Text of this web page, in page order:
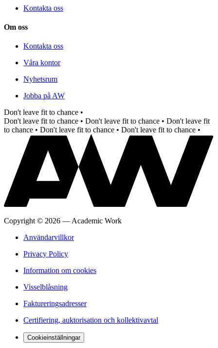
Kontakta oss
Om oss
Kontakta oss
Våra kontor
Nyhetsrum
Jobba på AW
Don't leave fit to chance •
Don't leave fit to chance • Don't leave fit to chance • Don't leave fit
to chance • Don't leave fit to chance • Don't leave fit to chance •
Copyright © 2026 — Academic Work
Användarvillkor
Privacy Policy
Information om cookies
Visselblåsning
Faktureringsadresser
Certifiering, auktorisation och kollektivavtal
Cookieinställningar